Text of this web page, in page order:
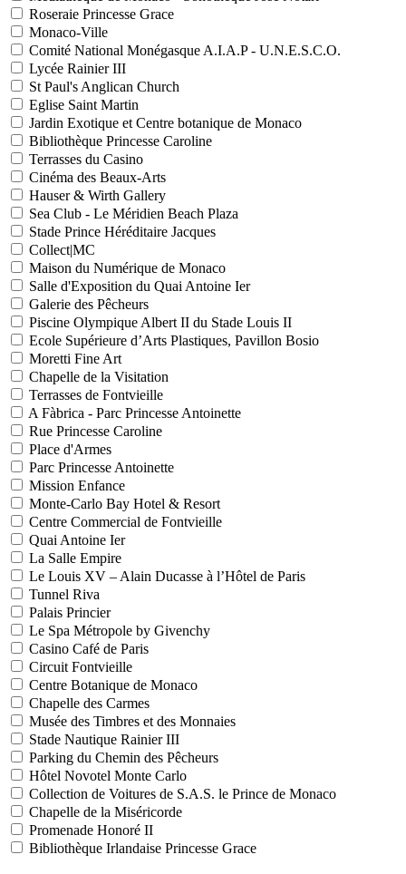
Roseraie Princesse Grace
Monaco-Ville
Comité National Monégasque A.I.A.P - U.N.E.S.C.O.
Lycée Rainier III
St Paul's Anglican Church
Eglise Saint Martin
Jardin Exotique et Centre botanique de Monaco
Bibliothèque Princesse Caroline
Terrasses du Casino
Cinéma des Beaux-Arts
Hauser & Wirth Gallery
Sea Club - Le Méridien Beach Plaza
Stade Prince Héréditaire Jacques
Collect|MC
Maison du Numérique de Monaco
Salle d'Exposition du Quai Antoine Ier
Galerie des Pêcheurs
Piscine Olympique Albert II du Stade Louis II
Ecole Supérieure d’Arts Plastiques, Pavillon Bosio
Moretti Fine Art
Chapelle de la Visitation
Terrasses de Fontvieille
A Fàbrica - Parc Princesse Antoinette
Rue Princesse Caroline
Place d'Armes
Parc Princesse Antoinette
Mission Enfance
Monte-Carlo Bay Hotel & Resort
Centre Commercial de Fontvieille
Quai Antoine Ier
La Salle Empire
Le Louis XV – Alain Ducasse à l’Hôtel de Paris
Tunnel Riva
Palais Princier
Le Spa Métropole by Givenchy
Casino Café de Paris
Circuit Fontvieille
Centre Botanique de Monaco
Chapelle des Carmes
Musée des Timbres et des Monnaies
Stade Nautique Rainier III
Parking du Chemin des Pêcheurs
Hôtel Novotel Monte Carlo
Collection de Voitures de S.A.S. le Prince de Monaco
Chapelle de la Miséricorde
Promenade Honoré II
Bibliothèque Irlandaise Princesse Grace